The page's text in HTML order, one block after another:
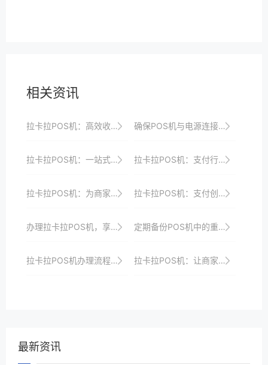
相关资讯
拉卡拉POS机：高效收银，提升经营效率 确保POS机与电源连接稳定，避免断电影响交易。
拉卡拉POS机：一站式支付服务，轻松管理账务 拉卡拉POS机：支付行业的“领航者”
拉卡拉POS机：为商家带来智能收银革命 拉卡拉POS机：支付创新，助力商家实现数字化转型
办理拉卡拉POS机，享受专业高效的收银服务、优惠政策与全方位安全保障 定期备份POS机中的重要数据，以防数据丢失。
拉卡拉POS机办理流程解析：从申请到使用的无缝衔接 拉卡拉POS机：让商家收银更智能、更高效
最新资讯